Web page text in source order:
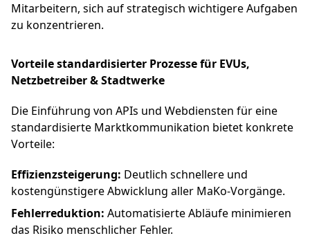
Mitarbeitern, sich auf strategisch wichtigere Aufgaben
zu konzentrieren.
Vorteile standardisierter Prozesse für EVUs,
Netzbetreiber & Stadtwerke
Die Einführung von APIs und Webdiensten für eine
standardisierte Marktkommunikation bietet konkrete
Vorteile:
Effizienzsteigerung: Deutlich schnellere und
kostengünstigere Abwicklung aller MaKo-Vorgänge.
Fehlerreduktion: Automatisierte Abläufe minimieren
das Risiko menschlicher Fehler.